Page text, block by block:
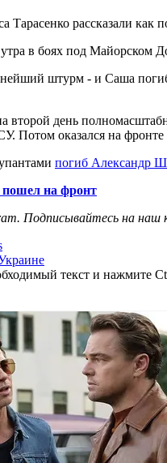
Тарасенко рассказали
в боях под Майорском
штурм - и Саша
второй день
Потом оказался на
погиб Александр
пошел на фронт
Подписывайтесь на наш
текст и нажмите